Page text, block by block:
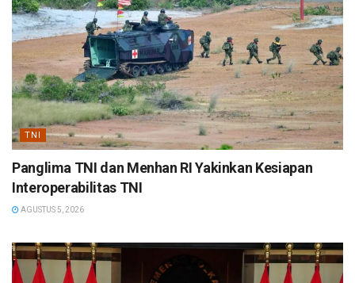
TNI
Panglima TNI dan Menhan RI Yakinkan Kesiapan
Interoperabilitas TNI
AGUSTUS 5, 2026